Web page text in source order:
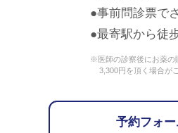
事前問診票で
最寄駅から徒
※医師の診察後にお薬の
3,300円を頂く場合が
予約フォ